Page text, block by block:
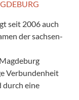
seit 2006 auch
der sachsen-
Verbundenheit
durch eine